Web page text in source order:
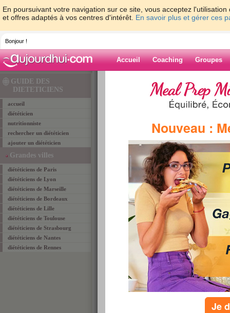
En poursuivant votre navigation sur ce site, vous acceptez
et offres adaptés à vos centres d'intérêt. En savoir plus et gérer ces
Bonjour !
Accueil Coaching Groupes
GUIDE DES
DIETETICIENS
accueil
diététicien
nutritionniste
rechercher un diététicien
ajouter un diététicien
Grandes villes
diététiciens de Paris
diététiciens de Lyon
diététiciens de Marseille
diététiciens de Bordeaux
diététiciens de Lille
diététiciens de Toulouse
diététiciens de Strasbourg
diététiciens de Nantes
diététiciens de Rennes
Orsoni Vanessa
_orsoni.vanessa@neuf.fr
le : 11 décembre 2013
appréciation :
0 fois
Nouveau :
Je